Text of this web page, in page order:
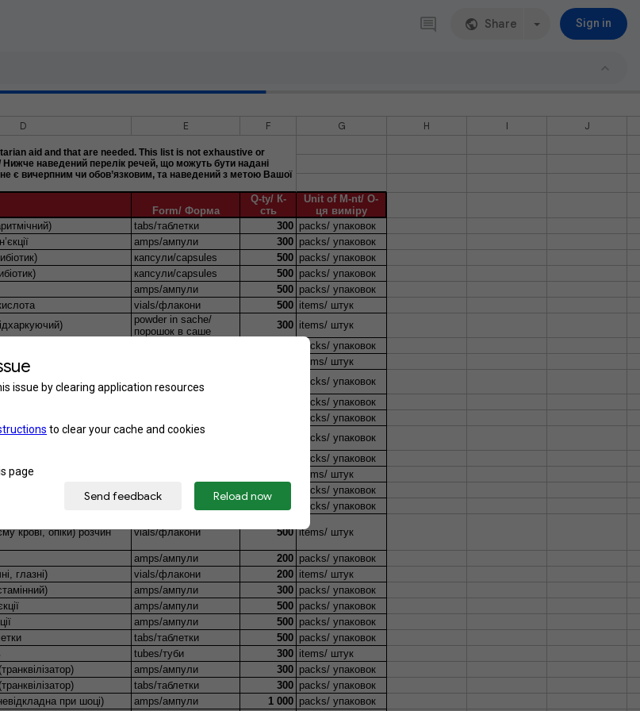
Share Sign in
D E F G H I
J
aid and that are needed. This list is not exhaustive or
наведений перелік речей, що можуть бути надані
є вичерпним чи обов’язковим, та наведений з метою Вашої
Form/ Форма
Q-ty/ К-
сть
Unit of M-nt/ О-
ця виміру
tabs/таблетки 300 packs/ упаковок
amps/ампули 300 packs/ упаковок
капсули/capsules 500 packs/ упаковок
капсули/capsules 500 packs/ упаковок
amps/ампули 500 packs/ упаковок
vials/флакони 500 items/ штук
powder in sache/
порошок в саше
300 items/ штук
packs/ упаковок
items/ штук
тиску та стенокардії) tabs/таблетки
packs/ упаковок
packs/ упаковок
(антиаритмічне)
packs/ упаковок
(aqua pro inqectionibus) amps/ампули
packs/ упаковок
packs/ упаковок
items/ штук
(для псих стаціонарів) amps/ампули
packs/ упаковок
vials/флакони 500 packs/ упаковок
крові, опіки) розчин
vials/флакони 500 items/ штук
amps/ампули 200 packs/ упаковок
глазні) vials/флакони 200 items/ штук
amps/ампули 300 packs/ упаковок
amps/ампули 500 packs/ упаковок
amps/ампули 500 packs/ упаковок
tabs/таблетки 500 packs/ упаковок
tubes/туби 300 items/ штук
amps/ампули 300 packs/ упаковок
tabs/таблетки 300 packs/ упаковок
при шоці) amps/ампули 1 000 packs/ упаковок